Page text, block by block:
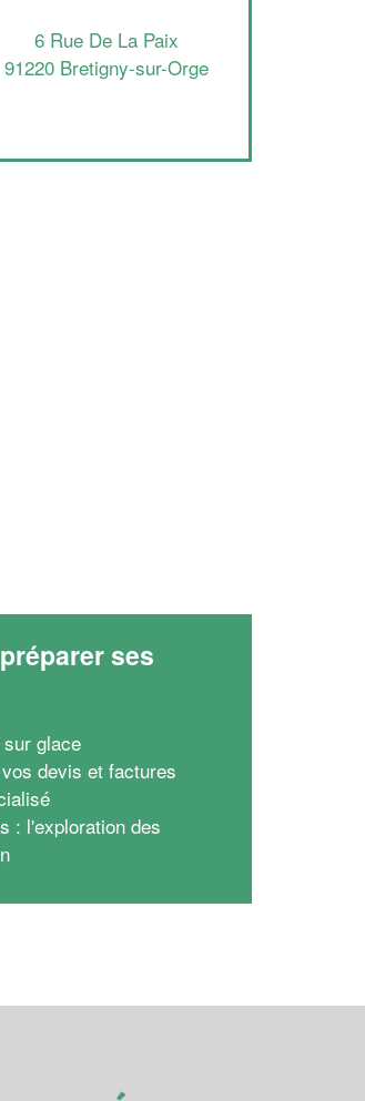
6 Rue De La Paix
91220 Bretigny-sur-Orge
ses
glace
devis et factures
: l'exploration des
nouveaux clients